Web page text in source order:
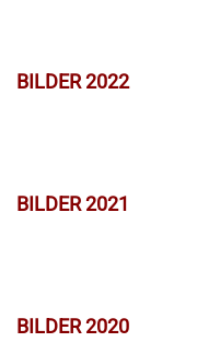
BILDER 2022
BILDER 2021
BILDER 2020